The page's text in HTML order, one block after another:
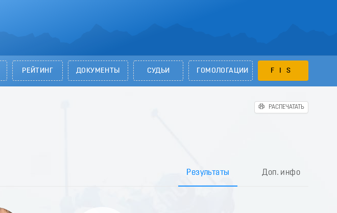
РЕЙТИНГ ДОКУМЕНТЫ СУДЬИ ГОМОЛОГАЦИИ FIS
РАСПЕЧАТАТЬ
Результаты Доп. инфо